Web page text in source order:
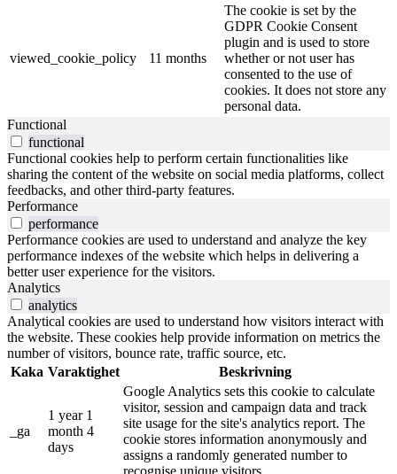
viewed_cookie_policy 11 months
The cookie is set by the
GDPR Cookie Consent
plugin and is used to store
whether or not user has
consented to the use of
cookies. It does not store any
personal data.
Functional
functional
Functional cookies help to perform certain functionalities like
sharing the content of the website on social media platforms, collect
feedbacks, and other third-party features.
Performance
performance
Performance cookies are used to understand and analyze the key
performance indexes of the website which helps in delivering a
better user experience for the visitors.
Analytics
analytics
Analytical cookies are used to understand how visitors interact with
the website. These cookies help provide information on metrics the
number of visitors, bounce rate, traffic source, etc.
Kaka Varaktighet Beskrivning
_ga
1 year 1
month 4
days
Google Analytics sets this cookie to calculate
visitor, session and campaign data and track
site usage for the site's analytics report. The
cookie stores information anonymously and
assigns a randomly generated number to